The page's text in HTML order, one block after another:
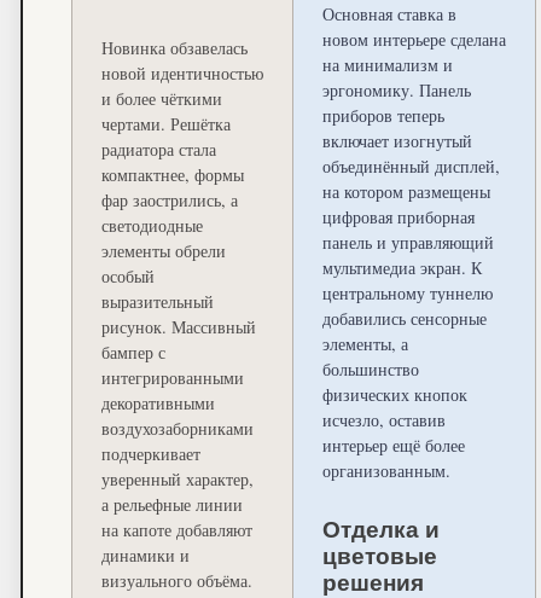
Новинка обзавелась
новой идентичностью
и более чёткими
чертами. Решётка
радиатора стала
компактнее, формы
фар заострились, а
светодиодные
элементы обрели
особый
выразительный
рисунок. Массивный
бампер с
интегрированными
декоративными
воздухозаборниками
подчеркивает
уверенный характер,
а рельефные линии
на капоте добавляют
динамики и
визуального объёма.
Основная ставка в
новом интерьере сделана
на минимализм и
эргономику. Панель
приборов теперь
включает изогнутый
объединённый дисплей,
на котором размещены
цифровая приборная
панель и управляющий
мультимедиа экран. К
центральному туннелю
добавились сенсорные
элементы, а
большинство
физических кнопок
исчезло, оставив
интерьер ещё более
организованным.
Отделка и
цветовые
решения